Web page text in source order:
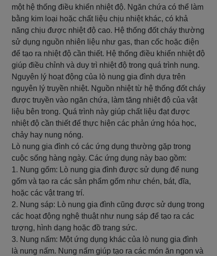
một hệ thống điều khiển nhiệt độ. Ngăn chứa có thể làm
bằng kim loại hoặc chất liệu chịu nhiệt khác, có khả
năng chịu được nhiệt độ cao. Hệ thống đốt cháy thường
sử dụng nguồn nhiên liệu như gas, than cốc hoặc điện
để tạo ra nhiệt độ cần thiết. Hệ thống điều khiển nhiệt độ
giúp điều chỉnh và duy trì nhiệt độ trong quá trình nung.
Nguyên lý hoạt động của lò nung gia đình dựa trên
nguyên lý truyền nhiệt. Nguồn nhiệt từ hệ thống đốt cháy
được truyền vào ngăn chứa, làm tăng nhiệt độ của vật
liệu bên trong. Quá trình này giúp chất liệu đạt được
nhiệt độ cần thiết để thực hiện các phản ứng hóa học,
chảy hay nung nóng.
Lò nung gia đình có các ứng dụng thường gặp trong
cuộc sống hàng ngày. Các ứng dụng này bao gồm:
1. Nung gốm: Lò nung gia đình được sử dụng để nung
gốm và tạo ra các sản phẩm gốm như chén, bát, đĩa,
hoặc các vật trang trí.
2. Nung sáp: Lò nung gia đình cũng được sử dụng trong
các hoạt động nghệ thuật như nung sáp để tạo ra các
tượng, hình dạng hoặc đồ trang sức.
3. Nung nấm: Một ứng dụng khác của lò nung gia đình
là nung nấm. Nung nấm giúp tạo ra các món ăn ngon và